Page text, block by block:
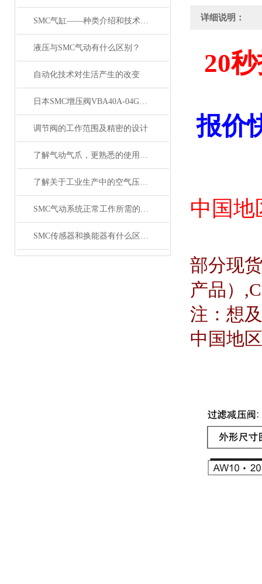
SMC气缸——种类介绍和技术资料
液压与SMC气动有什么区别？
自动化技术对生活产生的改变
日本SMC增压阀VBA40A-04GN和VBA42A-04GN 及VBA43A-04GN
调节阀的工作范围及精密的设计
了解气动气爪，更熟悉的使用SMC齐气动气爪
了解关于工业生产中的空气压缩机应用
SMC气动系统正常工作所需的技术要求
SMC传感器和换能器有什么区别？
详细说明：
20
报价
中国地
部分现
产品）
注：想
中国地